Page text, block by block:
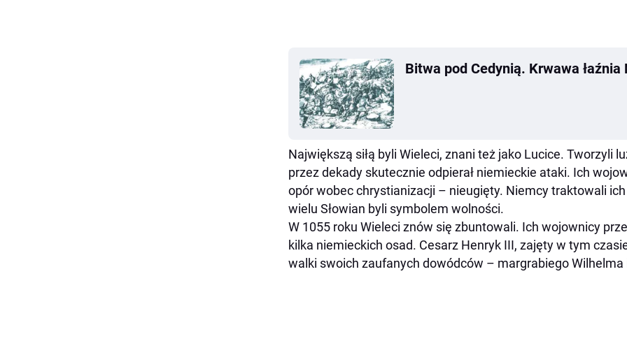
Bitwa pod Cedynią. Krwawa łaźnia
Największą siłą byli Wieleci, znani też jako Lucice. Tworzyli
przez dekady skutecznie odpierał niemieckie ataki. Ich
opór wobec chrystianizacji – nieugięty. Niemcy traktowali
wielu Słowian byli symbolem wolności.
W 1055 roku Wieleci znów się zbuntowali. Ich wojownicy
kilka niemieckich osad. Cesarz Henryk III, zajęty w tym
walki swoich zaufanych dowódców – margrabiego